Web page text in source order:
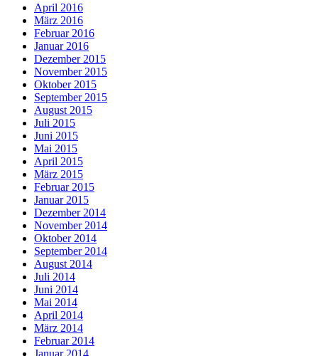
April 2016
März 2016
Februar 2016
Januar 2016
Dezember 2015
November 2015
Oktober 2015
September 2015
August 2015
Juli 2015
Juni 2015
Mai 2015
April 2015
März 2015
Februar 2015
Januar 2015
Dezember 2014
November 2014
Oktober 2014
September 2014
August 2014
Juli 2014
Juni 2014
Mai 2014
April 2014
März 2014
Februar 2014
Januar 2014